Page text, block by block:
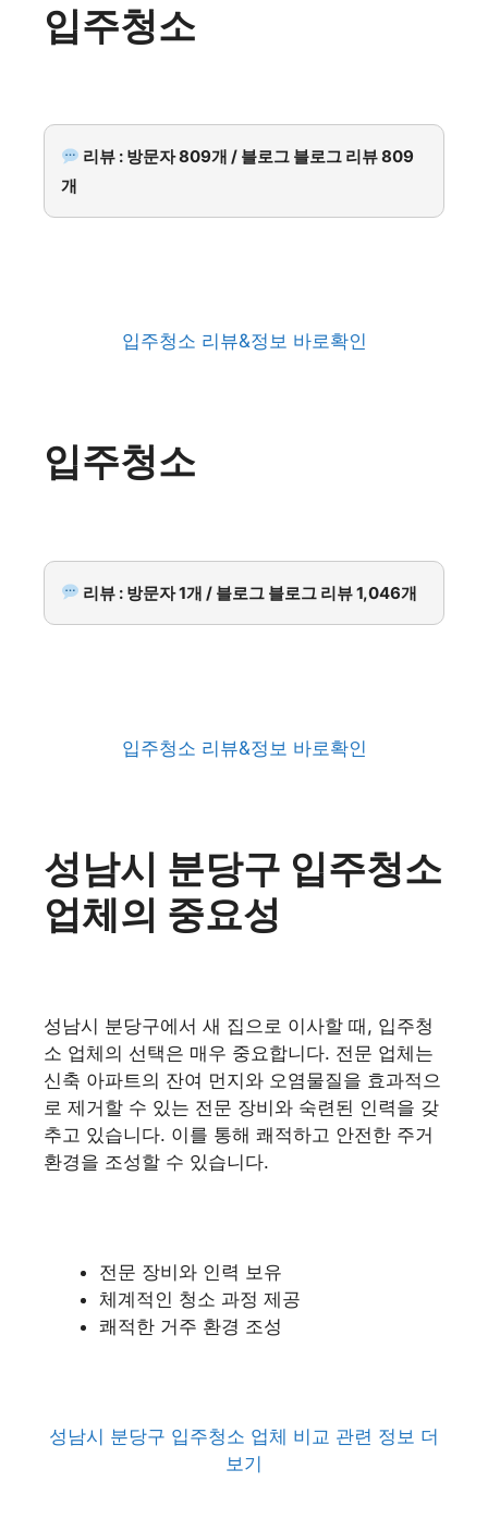
입주청소
리뷰 : 방문자 809개 / 블로그 블로그 리뷰 809
개
입주청소 리뷰&정보 바로확인
입주청소
리뷰 : 방문자 1개 / 블로그 블로그 리뷰 1,046개
입주청소 리뷰&정보 바로확인
성남시 분당구 입주청소
업체의 중요성
성남시 분당구에서 새 집으로 이사할 때, 입주청
소 업체의 선택은 매우 중요합니다. 전문 업체는
신축 아파트의 잔여 먼지와 오염물질을 효과적으
로 제거할 수 있는 전문 장비와 숙련된 인력을 갖
추고 있습니다. 이를 통해 쾌적하고 안전한 주거
환경을 조성할 수 있습니다.
전문 장비와 인력 보유
체계적인 청소 과정 제공
쾌적한 거주 환경 조성
성남시 분당구 입주청소 업체 비교 관련 정보 더
보기